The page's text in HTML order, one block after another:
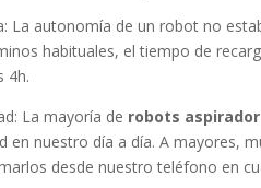
La autonomía de un robot no
habituales, el tiempo de
4h.
La mayoría de robots
en nuestro día a día. A mayores,
desde nuestro teléfono en